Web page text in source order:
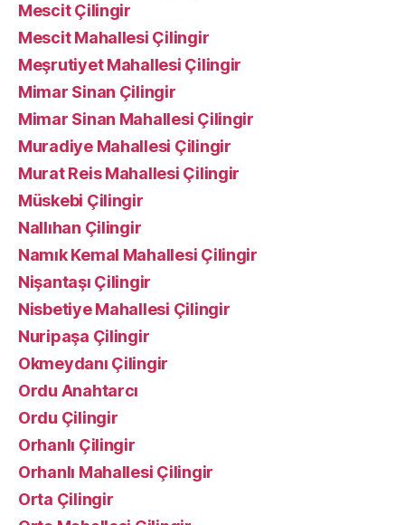
Mescit Çilingir
Mescit Mahallesi Çilingir
Meşrutiyet Mahallesi Çilingir
Mimar Sinan Çilingir
Mimar Sinan Mahallesi Çilingir
Muradiye Mahallesi Çilingir
Murat Reis Mahallesi Çilingir
Müskebi Çilingir
Nallıhan Çilingir
Namık Kemal Mahallesi Çilingir
Nişantaşı Çilingir
Nisbetiye Mahallesi Çilingir
Nuripaşa Çilingir
Okmeydanı Çilingir
Ordu Anahtarcı
Ordu Çilingir
Orhanlı Çilingir
Orhanlı Mahallesi Çilingir
Orta Çilingir